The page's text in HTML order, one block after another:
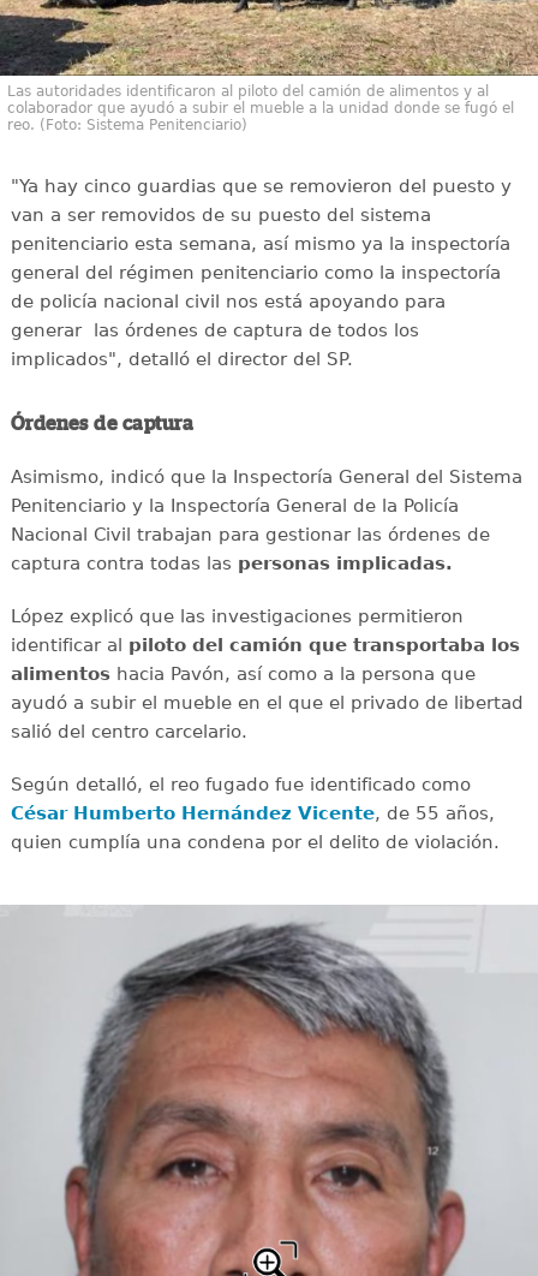
Las autoridades identificaron al piloto del camión de alimentos y al
colaborador que ayudó a subir el mueble a la unidad donde se fugó el
reo. (Foto: Sistema Penitenciario)
"Ya hay cinco guardias que se removieron del puesto y
van a ser removidos de su puesto del sistema
penitenciario esta semana, así mismo ya la inspectoría
general del régimen penitenciario como la inspectoría
de policía nacional civil nos está apoyando para
generar las órdenes de captura de todos los
implicados", detalló el director del SP.
Órdenes de captura
Asimismo, indicó que la Inspectoría General del Sistema
Penitenciario y la Inspectoría General de la Policía
Nacional Civil trabajan para gestionar las órdenes de
captura contra todas las personas implicadas.
López explicó que las investigaciones permitieron
identificar al piloto del camión que transportaba los
alimentoshacia Pavón, así como a la persona que
ayudó a subir el mueble en el que el privado de libertad
salió del centro carcelario.
Según detalló, el reo fugado fue identificado como
César Humberto Hernández Vicente, de 55 años,
quien cumplía una condena por el delito de violación.